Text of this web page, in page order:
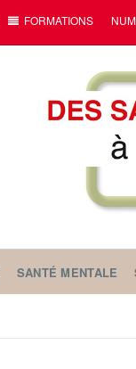
FORMATIONS
SANTÉ MENTALE